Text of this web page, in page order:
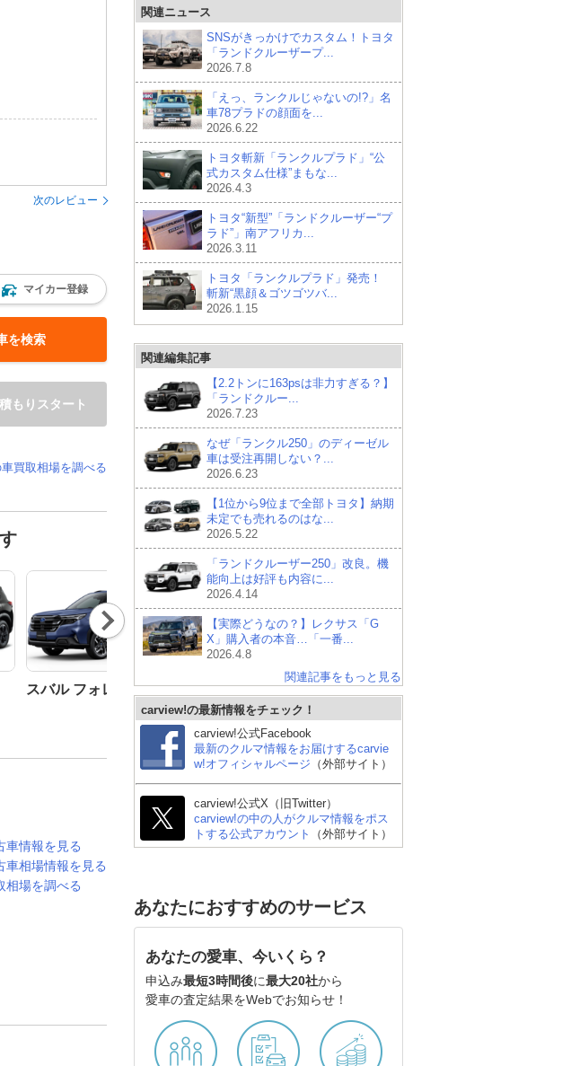
次のレビュー
マイカー登録
を検索
もりスタート
買取相場を調べる
スバル フォレスター マツダ CX-5 ホンダ ヴェゼル
Nex
t
車情報を見る
車相場情報を見る
相場を調べる
関連ニュース
SNSがきっかけでカスタム！トヨタ
「ランドクルーザープ...
2026.7.8
「えっ、ランクルじゃないの!?」名
車78プラドの顔面を...
2026.6.22
トヨタ斬新「ランクルプラド」“公
式カスタム仕様”まもな...
2026.4.3
トヨタ“新型”「ランドクルーザー“プ
ラド”」南アフリカ...
2026.3.11
トヨタ「ランクルプラド」発売！
斬新“黒顔＆ゴツゴツバ...
2026.1.15
関連編集記事
【2.2トンに163psは非力すぎる？】
「ランドクルー...
2026.7.23
なぜ「ランクル250」のディーゼル
車は受注再開しない？...
2026.6.23
【1位から9位まで全部トヨタ】納期
未定でも売れるのはな...
2026.5.22
「ランドクルーザー250」改良。機
能向上は好評も内容に...
2026.4.14
【実際どうなの？】レクサス「G
X」購入者の本音…「一番...
2026.4.8
関連記事をもっと見る
carview!の最新情報をチェック！
carview!公式Facebook
最新のクルマ情報をお届けするcarvie
w!オフィシャルページ （外部サイト）
carview!公式X（旧Twitter）
carview!の中の人がクルマ情報をポス
トする公式アカウント
（外部サイト）
あなたにおすすめのサービス
あなたの愛車、今いくら？
申込み最短3時間後に最大20社から
愛車の査定結果をWebでお知らせ！